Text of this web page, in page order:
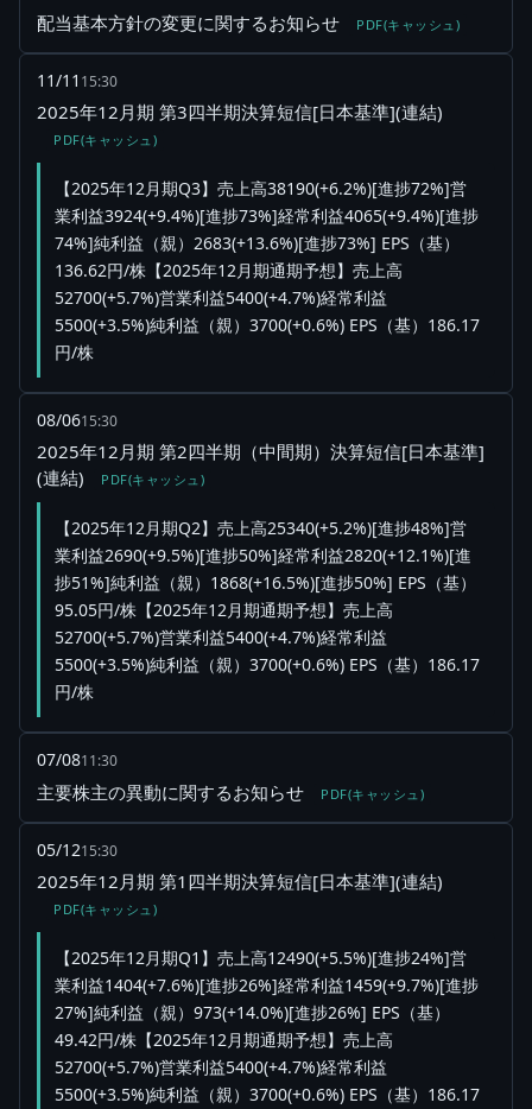
配当基本方針の変更に関するお知らせ PDF(キャッシュ)
11/11 15:30
2025年12月期 第3四半期決算短信[日本基準](連結)
PDF(キャッシュ)
【2025年12月期Q3】売上高38190(+6.2%)[進捗72%]営
業利益3924(+9.4%)[進捗73%]経常利益4065(+9.4%)[進捗
74%]純利益（親）2683(+13.6%)[進捗73%] EPS（基）
136.62円/株【2025年12月期通期予想】売上高
52700(+5.7%)営業利益5400(+4.7%)経常利益
5500(+3.5%)純利益（親）3700(+0.6%) EPS（基）186.17
円/株
08/0615:30
2025年12月期 第2四半期（中間期）決算短信[日本基準]
(連結)
PDF(キャッシュ)
【2025年12月期Q2】売上高25340(+5.2%)[進捗48%]営
業利益2690(+9.5%)[進捗50%]経常利益2820(+12.1%)[進
捗51%]純利益（親）1868(+16.5%)[進捗50%] EPS（基）
95.05円/株【2025年12月期通期予想】売上高
52700(+5.7%)営業利益5400(+4.7%)経常利益
5500(+3.5%)純利益（親）3700(+0.6%) EPS（基）186.17
円/株
07/0811:30
主要株主の異動に関するお知らせ PDF(キャッシュ)
05/1215:30
2025年12月期 第1四半期決算短信[日本基準](連結)
PDF(キャッシュ)
【2025年12月期Q1】売上高12490(+5.5%)[進捗24%]営
業利益1404(+7.6%)[進捗26%]経常利益1459(+9.7%)[進捗
27%]純利益（親）973(+14.0%)[進捗26%] EPS（基）
49.42円/株【2025年12月期通期予想】売上高
52700(+5.7%)営業利益5400(+4.7%)経常利益
5500(+3.5%)純利益（親）3700(+0.6%) EPS（基）186.17